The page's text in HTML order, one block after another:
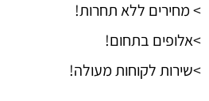
> מחירים ללא תחרות!
>אלופים בתחום!
>שירות לקוחות מעולה!